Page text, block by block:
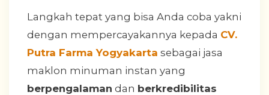
Langkah tepat yang bisa Anda coba yakni
dengan mempercayakannya kepada CV.
Putra Farma Yogyakarta sebagai jasa
maklon minuman instan yang
berpengalaman dan berkredibilitas